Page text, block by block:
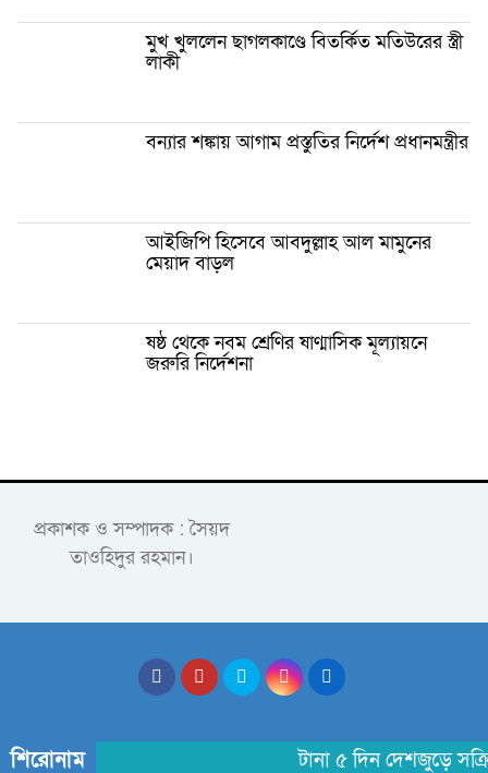
মুখ খুললেন ছাগলকাণ্ডে বিতর্কিত মতিউরের স্ত্রী
লাকী
বন্যার শঙ্কায় আগাম প্রস্তুতির নির্দেশ প্রধানমন্ত্রীর
আইজিপি হিসেবে আবদুল্লাহ আল মামুনের
মেয়াদ বাড়ল
ষষ্ঠ থেকে নবম শ্রেণির ষাণ্মাসিক মূল্যায়নে
জরুরি নির্দেশনা
প্রকাশক ও সম্পাদক : সৈয়দ
তাওহিদুর রহমান।
শিরোনাম টানা ৫ দিন দেশজুড়ে